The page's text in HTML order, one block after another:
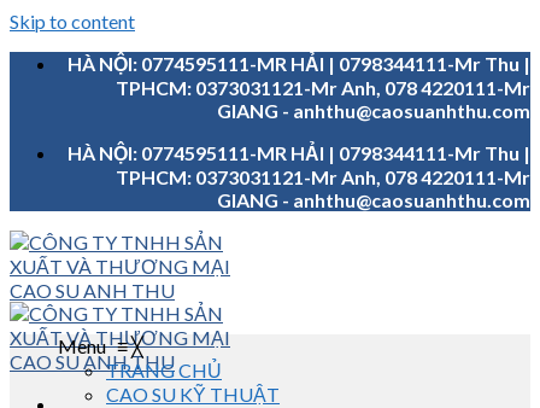
Skip to content
HÀ NỘI: 0774595111-MR HẢI | 0798344111-Mr Thu |
TPHCM: 0373031121-Mr Anh, 078 4220111-Mr
GIANG - anhthu@caosuanhthu.com
HÀ NỘI: 0774595111-MR HẢI | 0798344111-Mr Thu |
TPHCM: 0373031121-Mr Anh, 078 4220111-Mr
GIANG - anhthu@caosuanhthu.com
Menu≡╳
TRANG CHỦ
CAO SU KỸ THUẬT